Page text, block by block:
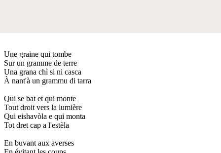
Une graine qui tombe
Sur un gramme de terre
Una grana chì si ni casca
À nant'à un grammu di tarra
Qui se bat et qui monte
Tout droit vers la lumière
Qui eishavòla e qui monta
Tot dret cap a l'estèla
En buvant aux averses